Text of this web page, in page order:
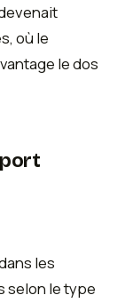
où le
le dos
les
selon le type